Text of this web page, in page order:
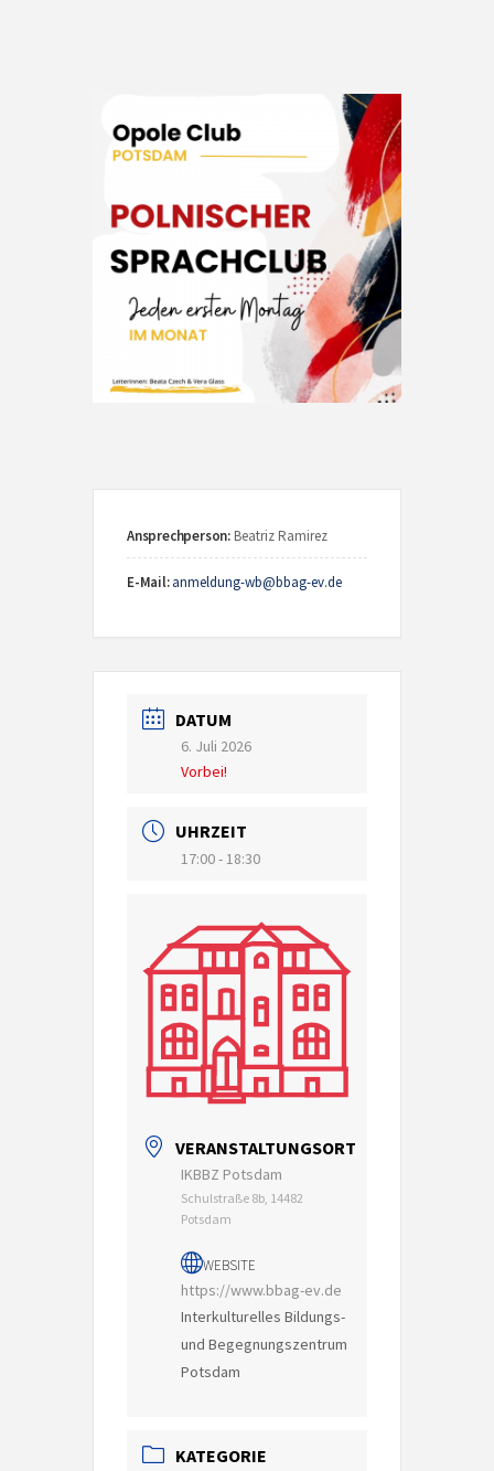
Ansprechperson: Beatriz Ramirez
E-Mail:anmeldung-wb@bbag-ev.de
DATUM
6. Juli 2026
Vorbei!
UHRZEIT
17:00 - 18:30
VERANSTALTUNGSORT
IKBBZ Potsdam
Schulstraße 8b, 14482
Potsdam
WEBSITE
https://www.bbag-ev.de
Interkulturelles Bildungs-
und Begegnungszentrum
Potsdam
KATEGORIE